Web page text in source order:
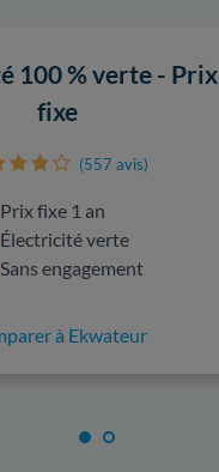
100 % verte - Prix
fixe
(557 avis)
Prix fixe 1 an
Électricité verte
Sans engagement
à Ekwateur